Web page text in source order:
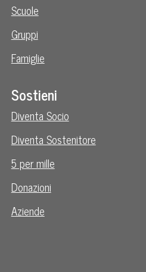
Scuole
Gruppi
Famiglie
Sostieni
Diventa Socio
Diventa Sostenitore
5 per mille
Donazioni
Aziende